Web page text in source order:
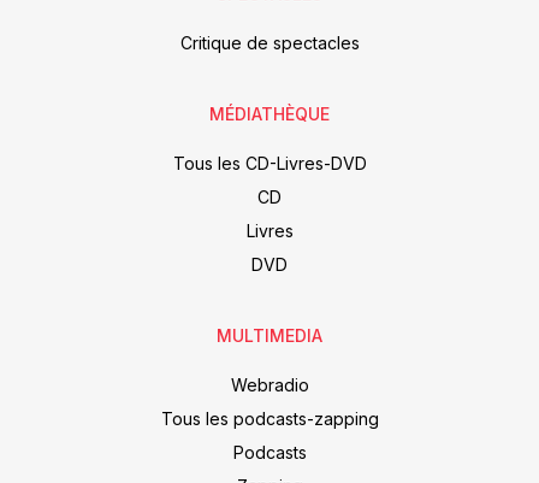
Critique de spectacles
MÉDIATHÈQUE
Tous les CD-Livres-DVD
CD
Livres
DVD
MULTIMEDIA
Webradio
Tous les podcasts-zapping
Podcasts